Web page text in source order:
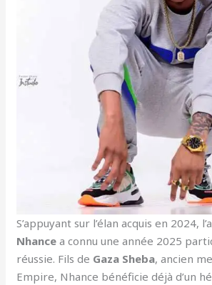
S’appuyant sur l’élan acquis en 2024,
Nhance a connu une année 2025
réussie. Fils de Gaza Sheba, ancien
Empire, Nhance bénéficie déjà d’un